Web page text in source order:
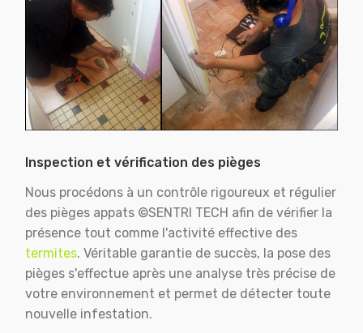
Inspection et vérification des pièges
Nous procédons à un contrôle rigoureux et régulier
des pièges appats ©SENTRI TECH afin de vérifier la
présence tout comme l'activité effective des
termites. Véritable garantie de succès, la pose des
pièges s'effectue après une analyse très précise de
votre environnement et permet de détecter toute
nouvelle infestation.